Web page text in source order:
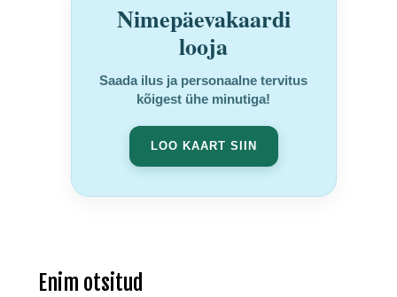
Nimepäevakaardi
looja
Saada ilus ja personaalne tervitus
kõigest ühe minutiga!
LOO KAART SIIN
Enim otsitud